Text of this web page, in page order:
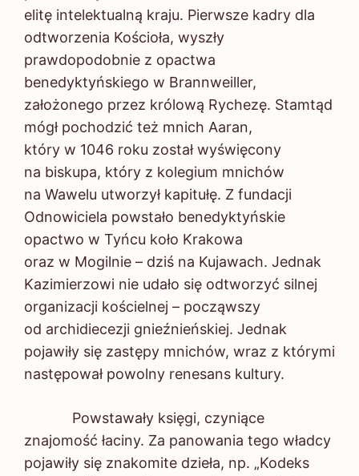
elitę intelektualną kraju. Pierwsze kadry dla
odtworzenia Kościoła, wyszły
prawdopodobnie z opactwa
benedyktyńskiego w Brannweiller,
założonego przez królową Rychezę. Stamtąd
mógł pochodzić też mnich Aaran,
który w 1046 roku został wyświęcony
na biskupa, który z kolegium mnichów
na Wawelu utworzył kapitułę. Z fundacji
Odnowiciela powstało benedyktyńskie
opactwo w Tyńcu koło Krakowa
oraz w Mogilnie – dziś na Kujawach. Jednak
Kazimierzowi nie udało się odtworzyć silnej
organizacji kościelnej – począwszy
od archidiecezji gnieźnieńskiej. Jednak
pojawiły się zastępy mnichów, wraz z którymi
następował powolny renesans kultury.
Powstawały księgi, czyniące
znajomość łaciny. Za panowania tego władcy
pojawiły się znakomite dzieła, np. „Kodeks